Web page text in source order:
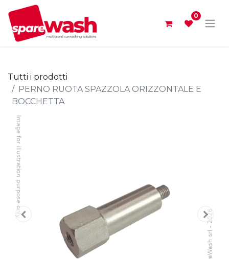
0
Tutti i prodotti
PERNO RUOTA SPAZZOLA ORIZZONTALE E
BOCCHETTA